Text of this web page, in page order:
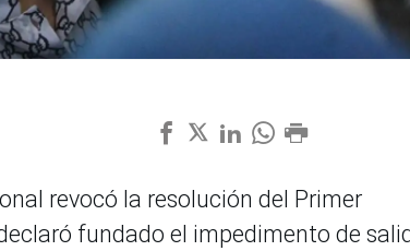
revocó la resolución del Primer
fundado el impedimento de